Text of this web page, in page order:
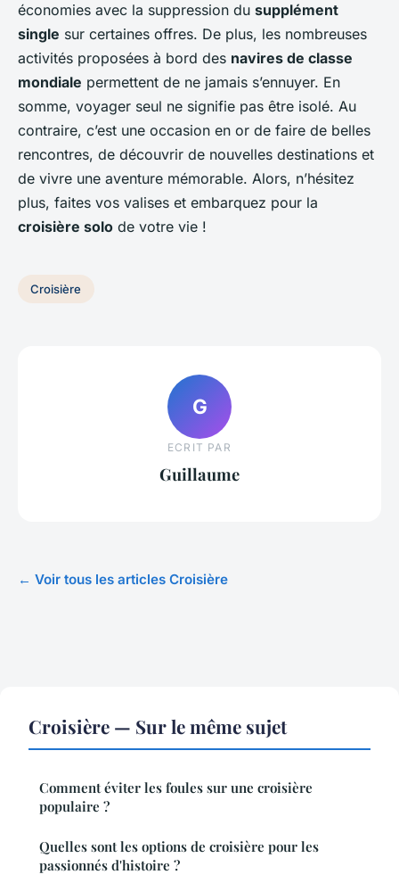
économies avec la suppression du supplément
single sur certaines offres. De plus, les nombreuses
activités proposées à bord des navires de classe
mondiale permettent de ne jamais s’ennuyer. En
somme, voyager seul ne signifie pas être isolé. Au
contraire, c’est une occasion en or de faire de belles
rencontres, de découvrir de nouvelles destinations et
de vivre une aventure mémorable. Alors, n’hésitez
plus, faites vos valises et embarquez pour la
croisière solo de votre vie !
Croisière
G
ECRIT PAR
Guillaume
← Voir tous les articles Croisière
Croisière — Sur le même sujet
Comment éviter les foules sur une croisière
populaire ?
Quelles sont les options de croisière pour les
passionnés d'histoire ?